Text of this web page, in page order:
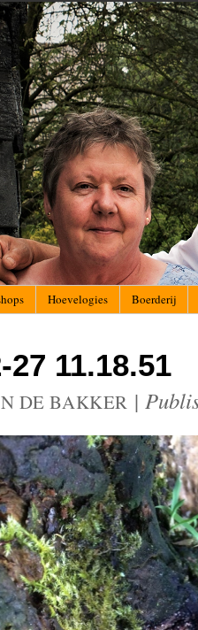
Hoevelogies Boerderij
27 11.18.51
DE BAKKER |